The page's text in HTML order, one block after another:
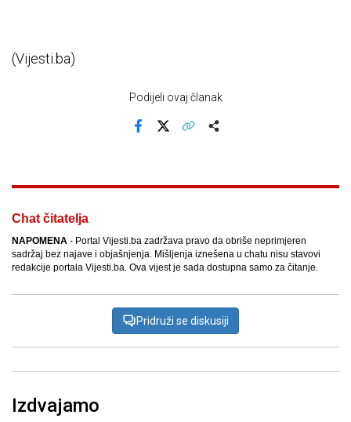
(Vijesti.ba)
Podijeli ovaj članak
Chat čitatelja
NAPOMENA - Portal Vijesti.ba zadržava pravo da obriše neprimjeren
sadržaj bez najave i objašnjenja. Mišljenja iznešena u chatu nisu stavovi
redakcije portala Vijesti.ba. Ova vijest je sada dostupna samo za čitanje.
Pridruži se diskusiji
Izdvajamo